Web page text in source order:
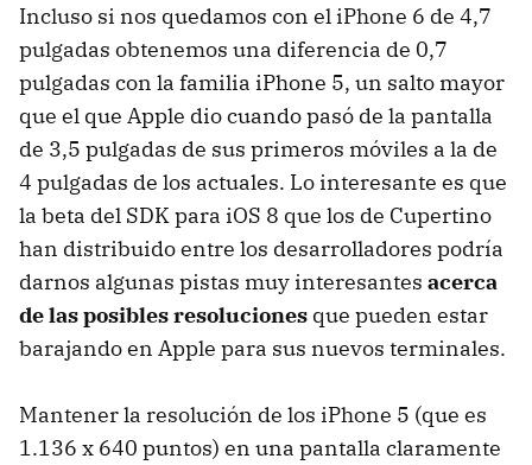
Incluso si nos quedamos con el iPhone 6 de 4,7
pulgadas obtenemos una diferencia de 0,7
pulgadas con la familia iPhone 5, un salto mayor
que el que Apple dio cuando pasó de la pantalla
de 3,5 pulgadas de sus primeros móviles a la de
4 pulgadas de los actuales. Lo interesante es que
la beta del SDK para iOS 8 que los de Cupertino
han distribuido entre los desarrolladores podría
darnos algunas pistas muy interesantes acerca
de las posibles resoluciones que pueden estar
barajando en Apple para sus nuevos terminales.
Mantener la resolución de los iPhone 5 (que es
1.136 x 640 puntos) en una pantalla claramente